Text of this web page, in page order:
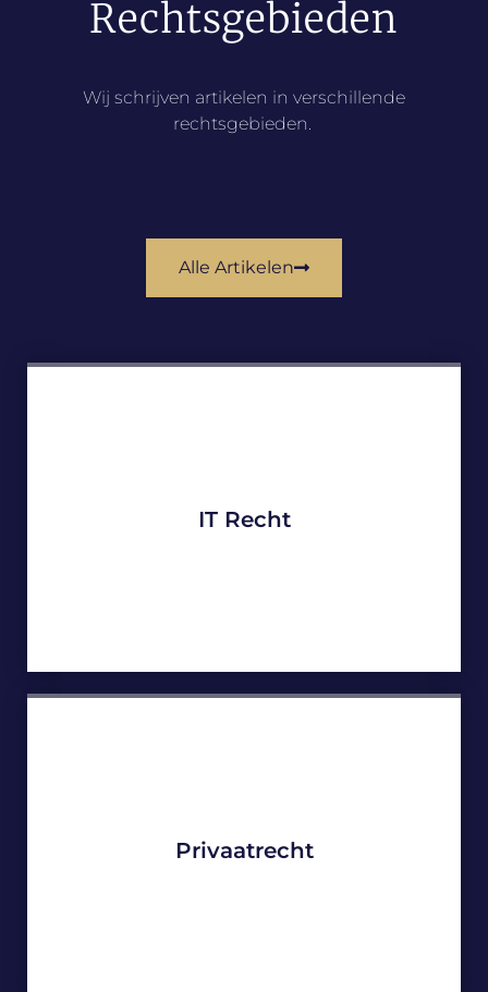
Rechtsgebieden
Wij schrijven artikelen in verschillende
rechtsgebieden.
Alle Artikelen
IT Recht
Privaatrecht